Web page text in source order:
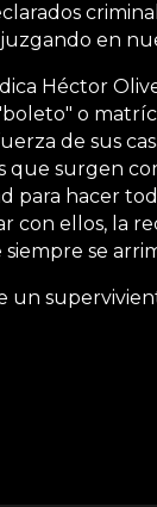
en
Héctor
o
de sus
que surgen
para hacer
con ellos, la
se
un